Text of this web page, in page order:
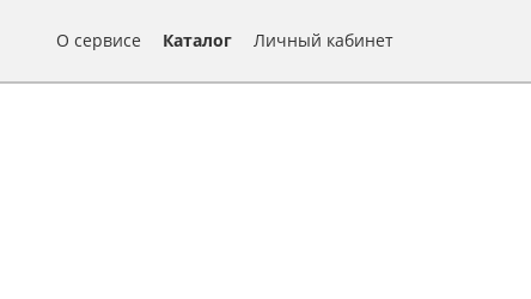
О сервисе Каталог Личный кабинет